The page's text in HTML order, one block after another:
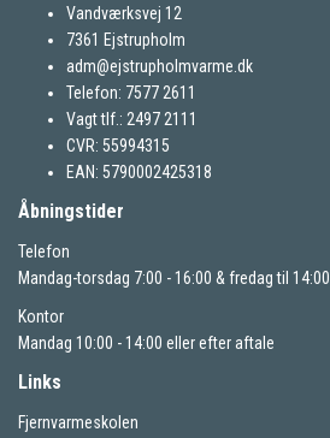
Vandværksvej 12
7361 Ejstrupholm
adm@ejstrupholmvarme.dk
Telefon: 7577 2611
Vagt tlf.: 2497 2111
CVR: 55994315
EAN: 5790002425318
Åbningstider
Telefon
Mandag-torsdag 7:00 - 16:00 & fredag til 14:00
Kontor
Mandag 10:00 - 14:00 eller efter aftale
Links
Fjernvarmeskolen